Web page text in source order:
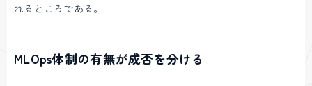
れるところである。
MLOps体制の有無が成否を分ける